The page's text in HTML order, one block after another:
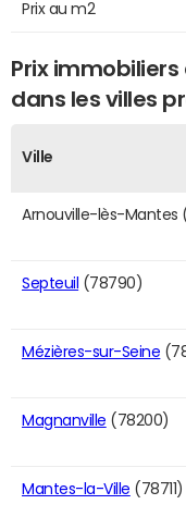
Prix au m2
Prix
dans les villes
Ville
Arnouville-lès-Mantes
Septeuil (78790)
Mézières-sur-Seine
Magnanville (78200)
Mantes-la-Ville (78711)